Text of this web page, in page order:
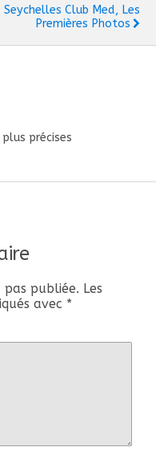
Seychelles Club Med, Les
Premières Photos
précises
publiée. Les
avec *